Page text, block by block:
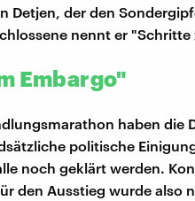
Detjen, der den
nennt er "Schritte
Embargo"
haben die
politische
noch geklärt werden.
den Ausstieg wurde also